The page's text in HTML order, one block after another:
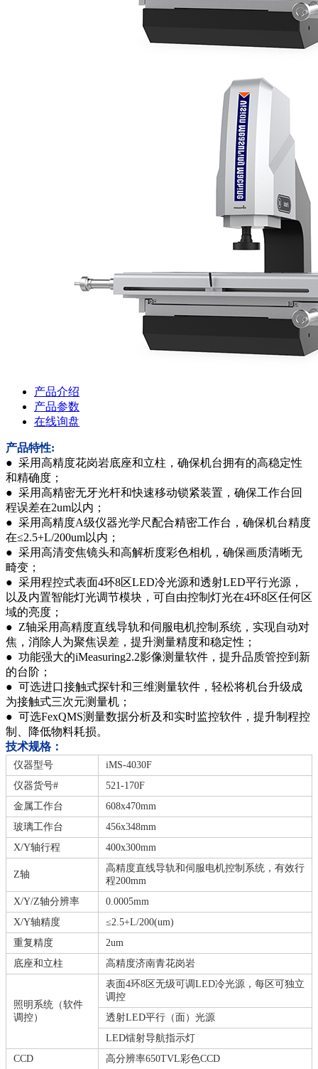
产品介绍
产品参数
在线询盘
产品特性:
● 采用高精度花岗岩底座和立柱，确保机台拥有的高稳定性
和精确度；
● 采用高精密无牙光杆和快速移动锁紧装置，确保工作台回
程误差在2um以内；
● 采用高精度A级仪器光学尺配合精密工作台，确保机台精度
在≤2.5+L/200um以内；
● 采用高清变焦镜头和高解析度彩色相机，确保画质清晰无
畸变；
● 采用程控式表面4环8区LED冷光源和透射LED平行光源，
以及内置智能灯光调节模块，可自由控制灯光在4环8区任何区
域的亮度；
● Z轴采用高精度直线导轨和伺服电机控制系统，实现自动对
焦，消除人为聚焦误差，提升测量精度和稳定性；
● 功能强大的iMeasuring2.2影像测量软件，提升品质管控到新
的台阶；
● 可选进口接触式探针和三维测量软件，轻松将机台升级成
为接触式三次元测量机；
● 可选FexQMS测量数据分析及和实时监控软件，提升制程控
制、降低物料耗损。
技术规格：
仪器型号
iMS-4030F
仪器货号#
521-170F
金属工作台
608x470mm
玻璃工作台
456x348mm
X/Y轴行程
400x300mm
Z轴
高精度直线导轨和伺服电机控制系统，有效行
程200mm
X/Y/Z轴分辨率
0.0005mm
X/Y轴精度
≤2.5+L/200(um)
重复精度
2um
底座和立柱
高精度济南青花岗岩
照明系统（软件
调控）
表面4环8区无级可调LED冷光源，每区可独立
调控
透射LED平行（面）光源
LED镭射导航指示灯
CCD
高分辨率650TVL彩色CCD